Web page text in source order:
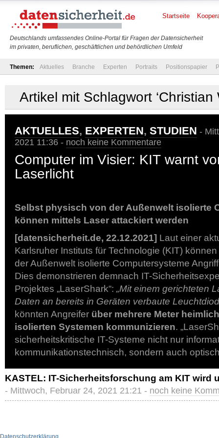
Deutschlands umfassendes Online-Portal für Fragen der Datensicherheit
im privaten, beruflichen, geschäftlichen und behördlichen Umfeld
Startseite
Themen: Aktuelles Branche Experten Portraits Positionspapier
Artikel mit Schlagwort ‘Christian
AKTUELLES, EXPERTEN, STUDIEN -
2021 11:36 - noch keine Kommentare
Computer im Visier: KIT warnt
Laserlicht
Selbst physisch von der Außenwelt isolierte
können mittels Laser attackiert werden
[datensicherheit.de, 22.12.2021] Laut einer
Karlsruher Instituts für Technologie (KIT)
der Außenwelt isolierte Computersysteme
Dies demonstrieren demnach IT-
Projektes „LaserShark“: „Mit einem gerichteten
Daten an bereits in Geräten verbaute
könnten Angreifer über mehrere Meter
isolierten Systemen kommunizieren.
sicherheitskritische IT-Systeme nicht nur
kommunikationstechnisch, sondern auch
KASTEL: IT-Sicherheitsforschung am KIT wird
- Mittwoch, Februar 24, 2021 21:21 - noch keine
Datenschutzerklärung